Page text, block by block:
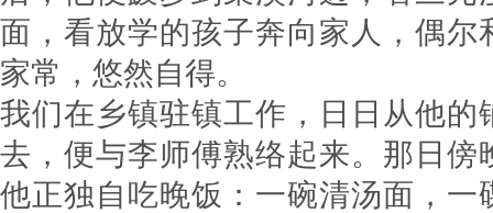
面，看放学的孩子奔向家人，偶尔
家常，悠然自得。​
我们在乡镇驻镇工作，日日从他的
去，便与李师傅熟络起来。那日傍
他正独自吃晚饭：一碗清汤面，一